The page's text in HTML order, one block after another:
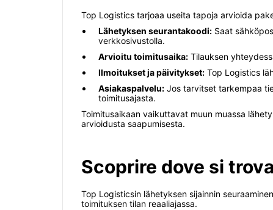
Top Logistics tarjoaa useita tapoja arvioida
Lähetyksen seurantakoodi: Saat
verkkosivustolla.
Arvioitu toimitusaika: Tilauksen
Ilmoitukset ja päivitykset: Top Logistics
Asiakaspalvelu: Jos tarvitset tarkempaa
toimitusajasta.
Toimitusaikaan vaikuttavat muun muassa
arvioidusta saapumisesta.
Scoprire dove si
Top Logisticsin lähetyksen sijainnin
toimituksen tilan reaaliajassa.